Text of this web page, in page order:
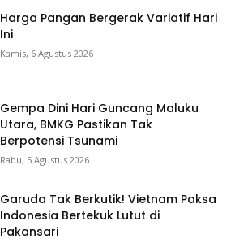
Harga Pangan Bergerak Variatif Hari
Ini
Kamis, 6 Agustus 2026
Gempa Dini Hari Guncang Maluku
Utara, BMKG Pastikan Tak
Berpotensi Tsunami
Rabu, 5 Agustus 2026
Garuda Tak Berkutik! Vietnam Paksa
Indonesia Bertekuk Lutut di
Pakansari